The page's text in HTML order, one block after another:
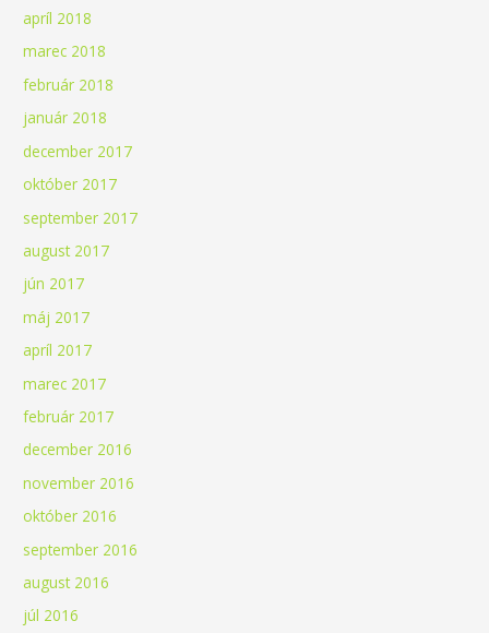
apríl 2018
marec 2018
február 2018
január 2018
december 2017
október 2017
september 2017
august 2017
jún 2017
máj 2017
apríl 2017
marec 2017
február 2017
december 2016
november 2016
október 2016
september 2016
august 2016
júl 2016